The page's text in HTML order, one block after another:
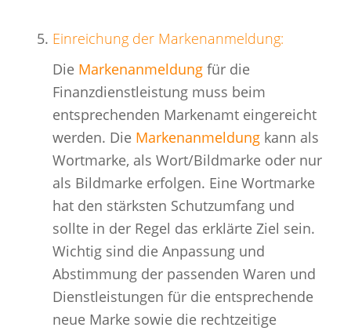
Einreichung der Markenanmeldung:
Die Markenanmeldungfür die
Finanzdienstleistung muss beim
entsprechenden Markenamt eingereicht
werden. Die Markenanmeldungkann als
Wortmarke, als Wort/Bildmarke oder nur
als Bildmarke erfolgen. Eine Wortmarke
hat den stärksten Schutzumfang und
sollte in der Regel das erklärte Ziel sein.
Wichtig sind die Anpassung und
Abstimmung der passenden Waren und
Dienstleistungen für die entsprechende
neue Marke sowie die rechtzeitige